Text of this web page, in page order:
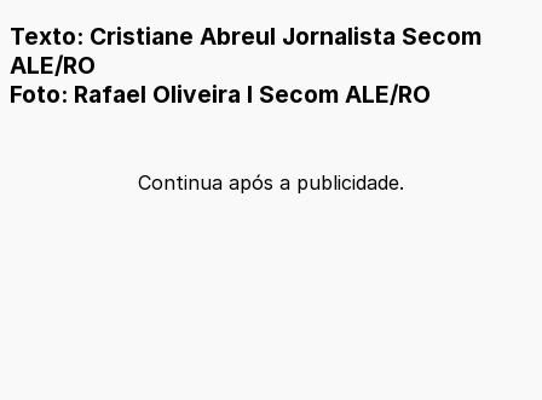
Texto: Cristiane AbreuI Jornalista Secom
ALE/RO
Foto: Rafael Oliveira I Secom ALE/RO
Continua após a publicidade.